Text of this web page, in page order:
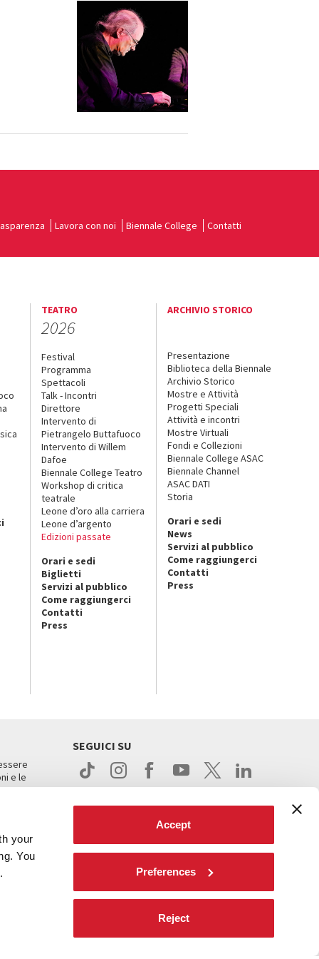
your
You
Accept
Preferences
Reject
Lavora con noi Biennale College Contatti
TEATRO
2026
Festival
Programma
Spettacoli
Talk - Incontri
Direttore
Intervento di
Pietrangelo Buttafuoco
Intervento di Willem
Dafoe
Biennale College Teatro
Workshop di critica
teatrale
Leone d’oro alla carriera
Leone d’argento
Edizioni passate
Orari e sedi
Biglietti
Servizi al pubblico
Come raggiungerci
Contatti
Press
ARCHIVIO STORICO
Presentazione
Biblioteca della Biennale
Archivio Storico
Mostre e Attività
Progetti Speciali
Attività e incontri
Mostre Virtuali
Fondi e Collezioni
Biennale College ASAC
Biennale Channel
ASAC DATI
Storia
Orari e sedi
News
Servizi al pubblico
Come raggiungerci
Contatti
Press
e le
SEGUICI SU